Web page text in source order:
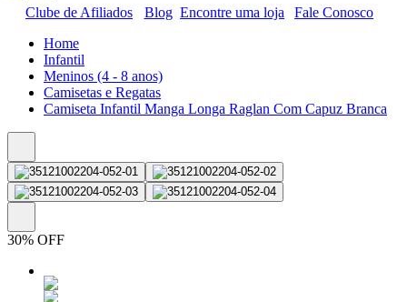
Clube de Afiliados
Blog Encontre uma loja
Fale Conosco
Home
Infantil
Meninos (4 - 8 anos)
Camisetas e Regatas
Camiseta Infantil Manga Longa Raglan Com Capuz Branca
30% OFF